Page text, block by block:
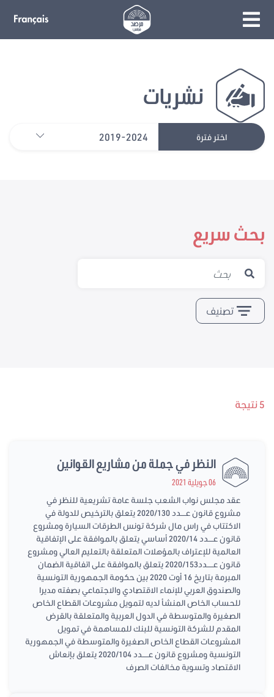
نشريات
اختر فترة 2019-2024
بحث سريع
تصنيف
5 نتيجة
النظر في جملة من مشاريع القوانين
06 جويلية 2021
عقد مجلس نواب الشعب جلسة عامة تشريعية للنظر في
مشروع قانون عــــدد 2020/130 يتعلق بالترخيص للدولة في
الاكتتاب في راس مال شركة تونس الطرقات السيارة ومشروع
قانون عــــدد 2020/14 أساسي يتعلق بالموافقة على الإتفاقية
العالمية للإعتراف بالمؤهلات المتعلقة بالتعليم العالي ومشروع
قانون عـــــدد2020/153 يتعلق بالموافقة على اتفاقية الضمان
المبرمة بتاريخ 16 أوت 2020 بين حكومة الجمهورية التونسية
والصندوق العربي للإنماء الاقتصادي والاجتماعي بصفته مديرا
للحساب الخاص المنشأ لديه لتمويل مشروعات القطاع الخاص
الصغيرة والمتوسطة في الدول العربية والمتعلقة بالقرض
المقدم للشركة التونسية للبنك للمساهمة في تمويل
المشروعات القطاع الخاص الصغيرة والمتوسطة في الجمهورية
التونسية ومشروع قانون عـــــدد 2020/104 يتعلق بإنعاش
الاقتصاد وتسوية مخالفات الصرف